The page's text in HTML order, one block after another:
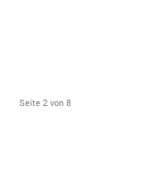
Seite 2 von 8